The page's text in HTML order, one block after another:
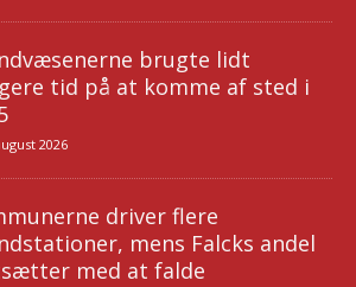
brugte lidt
tid på at komme af sted i
2026
driver flere
mens Falcks andel
med at falde